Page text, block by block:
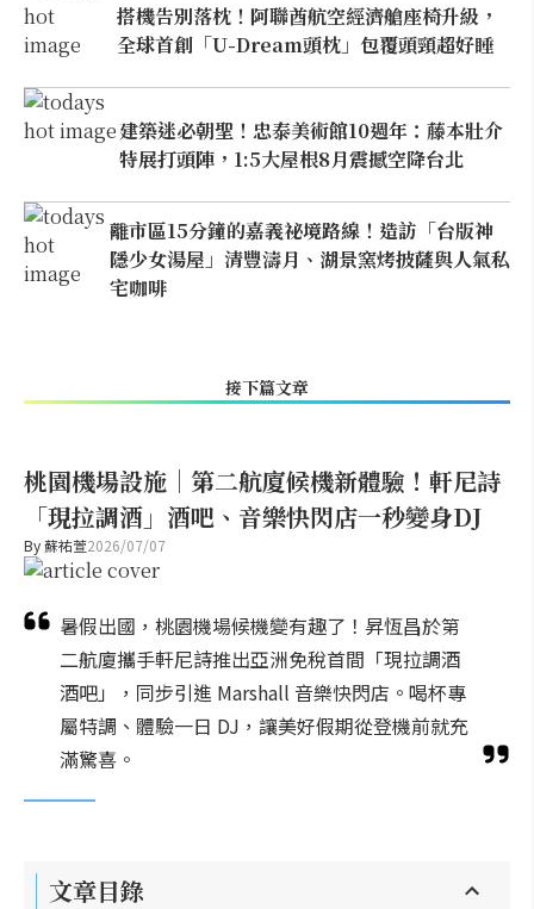
搭機告別落枕！阿聯酋航空經濟艙座椅升級，
全球首創「U-Dream頭枕」包覆頭頸超好睡
建築迷必朝聖！忠泰美術館10週年：藤本壯介
特展打頭陣，1:5大屋根8月震撼空降台北
離市區15分鐘的嘉義祕境路線！造訪「台版神
隱少女湯屋」清豐濤月、湖景窯烤披薩與人氣私
宅咖啡
接下篇文章
桃園機場設施｜第二航廈候機新體驗！軒尼詩
「現拉調酒」酒吧、音樂快閃店一秒變身DJ
By蘇祐萱2026/07/07
暑假出國，桃園機場候機變有趣了！昇恆昌於第
二航廈攜手軒尼詩推出亞洲免稅首間「現拉調酒
酒吧」，同步引進 Marshall 音樂快閃店。喝杯專
屬特調、體驗一日 DJ，讓美好假期從登機前就充
滿驚喜。
文章目錄